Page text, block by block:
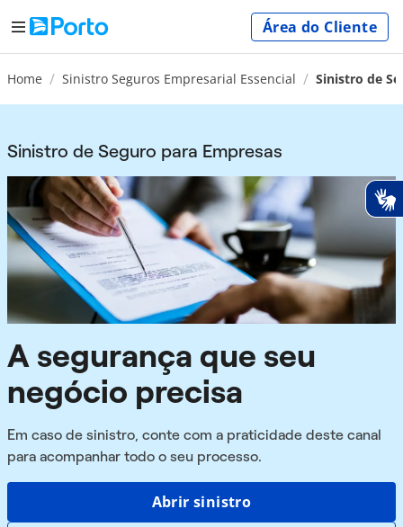
Área do Cliente
Home Sinistro Seguros Empresarial Essencial Sinistro de
Sinistro de Seguro para Empresas
A segurança que seu
negócio precisa
Em caso de sinistro, conte com a praticidade deste canal
para acompanhar todo o seu processo.
Abrir sinistro